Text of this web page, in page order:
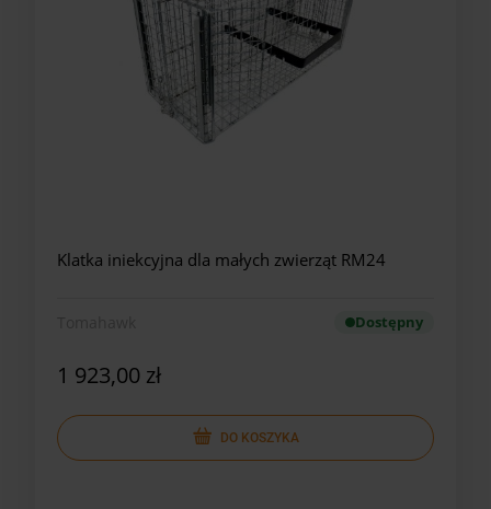
Klatka iniekcyjna dla małych zwierząt RM24
Dostępny
1 923,00 zł
DO KOSZYKA